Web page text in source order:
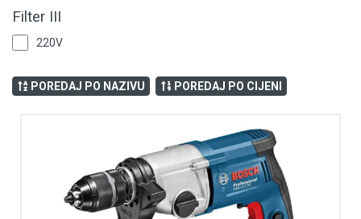
Filter III
220V
POREDAJ PO NAZIVU POREDAJ PO CIJENI